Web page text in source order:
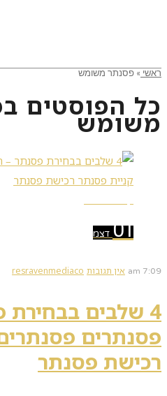
ראשי» פסנתר משומש
כל הפוסטים ב
משומש
01 דצמ
7:09 am אין תגובות resravenmediaco
4 שלבים בבחירת
פסנתרים
רכישת פסנתר